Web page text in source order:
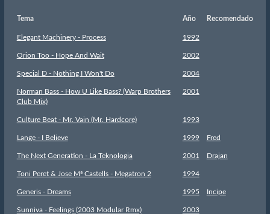
Tema Año Recomendado
Elegant Machinery - Process 1992
Orion Too - Hope And Wait 2002
Special D - Nothing I Won't Do 2004
Norman Bass - How U Like Bass? (Warp Brothers
Club Mix)
2001
Culture Beat - Mr. Vain (Mr. Hardcore) 1993
Lange - I Believe 1999 Fred
The Next Generation - La Teknologia 2001 Drajan
Toni Peret & Jose Mª Castells - Megatron 2 1994
Generis - Dreams 1995 Incipe
Sunniva - Feelings (2003 Modular Rmx) 2003